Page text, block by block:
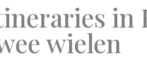
in
wielen